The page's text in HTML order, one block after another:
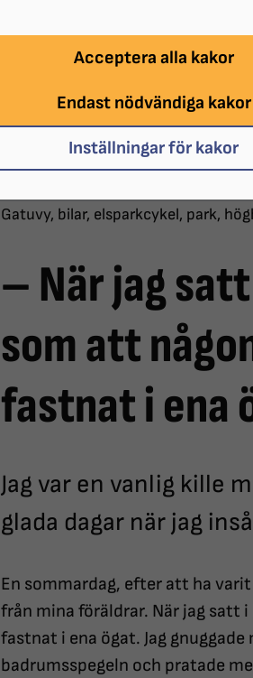
Acceptera alla kakor
Endast nödvändiga kakor
Inställningar för kakor
Gatuvy, bilar, elsparkcykel, park,
– När jag
som att
fastnat i ena
Jag var en vanlig kille
glada dagar när jag
En sommardag, efter att ha
från mina föräldrar. När jag satt
fastnat i ena ögat. Jag
badrumsspegeln och pratade